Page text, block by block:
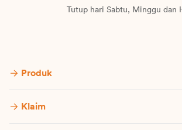
Tutup hari Sabtu, Minggu dan
Produk
Klaim